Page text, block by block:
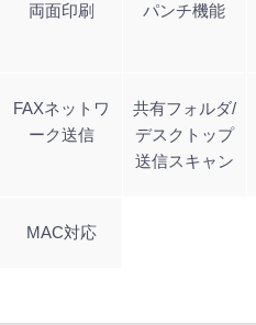
両面印刷 パンチ機能
FAXネットワ
ーク送信
共有フォルダ/
デスクトップ
送信スキャン
MAC対応